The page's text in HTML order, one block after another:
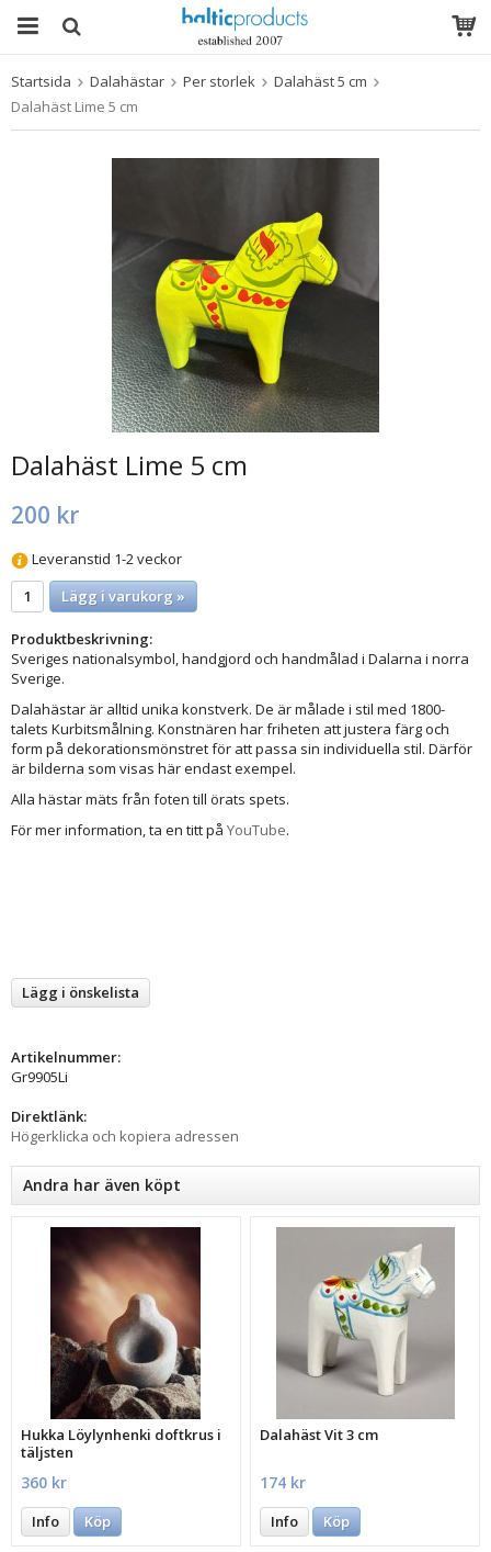
Startsida Dalahästar Per storlek
Dalahäst 5 cm
Dalahäst Lime 5 cm
Dalahäst Lime 5 cm
200 kr
Leveranstid 1-2 veckor
Lägg i varukorg »
Produktbeskrivning:
Sveriges nationalsymbol, handgjord och handmålad i Dalarna i norra
Sverige.
Dalahästar är alltid unika konstverk. De är målade i stil med 1800-
talets Kurbitsmålning. Konstnären har friheten att justera färg och
form på dekorationsmönstret för att passa sin individuella stil. Därför
är bilderna som visas här endast exempel.
Alla hästar mäts från foten till örats spets.
För mer information, ta en titt på YouTube.
Lägg i önskelista
Artikelnummer:
Gr9905Li
Direktlänk:
Högerklicka och kopiera adressen
Andra har även köpt
Hukka Löylynhenki doftkrus i
täljsten
360 kr
Info Köp
Dalahäst Vit 3 cm
174 kr
Info Köp